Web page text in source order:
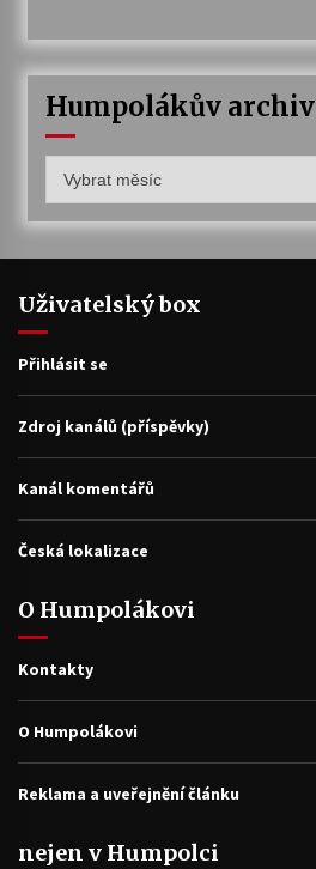
Humpolákův archiv
archiv
Uživatelský box
Přihlásit se
Zdroj kanálů (příspěvky)
Kanál komentářů
Česká lokalizace
O Humpolákovi
Kontakty
O Humpolákovi
Reklama a uveřejnění článku
nejen v Humpolci